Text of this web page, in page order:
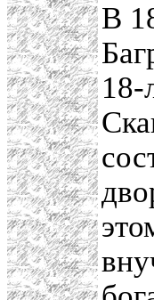
В
18-